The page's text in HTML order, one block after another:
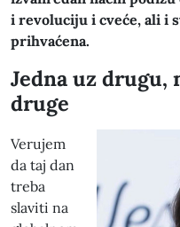
i revoluciju i cveće, ali i
prihvaćena.
Jedna uz drugu,
druge
Verujem
da taj dan
treba
slaviti na